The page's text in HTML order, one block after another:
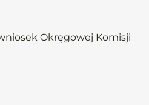
Okręgowej Komisji